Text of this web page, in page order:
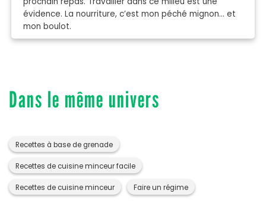
évidence. La nourriture, c’est mon péché mignon… et
mon boulot.
Dans le même univers
Recettes à base de grenade
Recettes de cuisine minceur facile
Recettes de cuisine minceur Faire un régime